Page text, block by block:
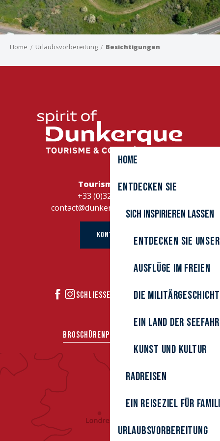
Home
Entdecken Sie
Sich inspirieren lassen
Entdecken Sie
Ausflüge im Freien
Die
Ein Land der
Kunst und Kultur
Radreisen
Ein Reiseziel für
Urlaubsvorbereitung
Home Urlaubsvorbereitung Besichtigungen
Base nautique du Lac du Puythouck
Halle aux Sucres
Activités nautiques - Base du Clos Fleuri
Princess Elizabeth
Musée Dunkerque 1940 - Opération Dynamo
PAarc des Rives de l’Aa
Tourismusbüro
+33 (0)328262728
contact@dunkerque-tourisme.fr
KONTAKT
SCHLIESSEN SIE SICH UNS AN
BROSCHÜREN PRESSEBEREICH